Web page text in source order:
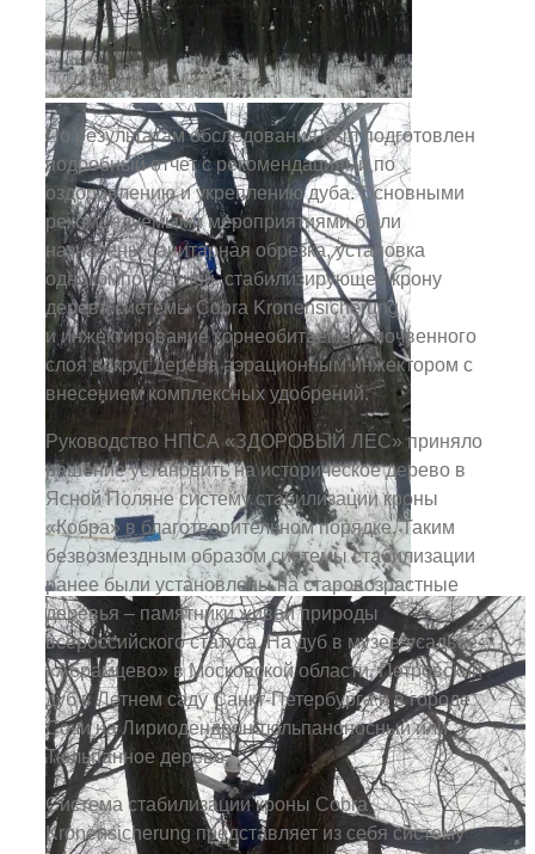
По результатам обследования был подготовлен
подробный отчет с рекомендациями по
оздоровлению и укреплению дуба. Основными
рекомендуемыми мероприятиями были
назначены санитарная обрезка, установка
однокомпонентной, стабилизирующей крону
дерева системы Cobra Kronensicherung
и инжектирование корнеобитаемого почвенного
слоя вокруг дерева аэрационным инжектором с
внесением комплексных удобрений.
Руководство НПСА «ЗДОРОВЫЙ ЛЕС» приняло
решение установить на историческое дерево в
Ясной Поляне систему стабилизации кроны
«Кобра» в благотворительном порядке. Таким
безвозмездным образом системы стабилизации
ранее были установлены на старовозрастные
деревья – памятники живой природы
всероссийского статуса. На дуб в музее-усадьбе
«Абрамцево» в Московской области, Петровский
дуб в Летнем саду Санкт-Петербурга и в городе
Сочи на Лириодендрон тюльпаноносный или
Тюльпанное дерево.
Система стабилизации кроны Cobra
Kronensicherung представляет из себя систему